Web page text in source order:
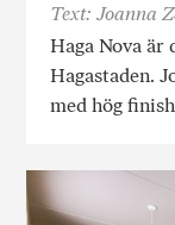
Text: Joanna
Haga Nova
Hagastaden.
med hög